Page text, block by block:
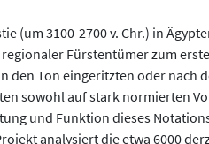
(um 3100-2700 v. Chr.) in
Fürstentümer zum
den Ton eingeritzten oder nach
sowohl auf stark normierten
und Funktion dieses
analysiert die etwa 6000